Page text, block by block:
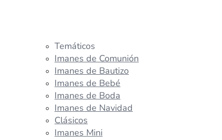
Temáticos
Imanes de Comunión
Imanes de Bautizo
Imanes de Bebé
Imanes de Boda
Imanes de Navidad
Clásicos
Imanes Mini